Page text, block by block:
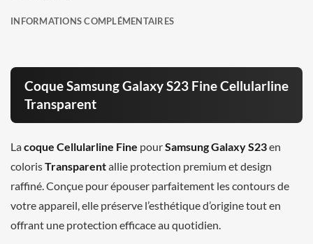
INFORMATIONS COMPLÉMENTAIRES
Coque Samsung Galaxy S23 Fine Cellularline
Transparent
Lacoque Cellularline Fine pourSamsung Galaxy S23en
colorisTransparentallie protection premium et design
raffiné. Conçue pour épouser parfaitement les contours de
votre appareil, elle préserve l’esthétique d’origine tout en
offrant une protection efficace au quotidien.